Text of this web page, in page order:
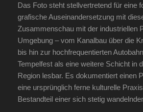
Das Foto steht stell­ver­tre­tend für eine
gra­fi­sche Aus­ein­an­der­set­zung mit
Zusam­men­schau mit der indus­tri­el­len
Umge­bung – vom Kanal­bau über die
bis hin zur hoch­fre­quen­tier­ten
Tem­pel­fest als eine wei­te­re Schicht in
Regi­on les­bar. Es doku­men­tiert einen
eine ursprüng­lich fer­ne kul­tu­rel­le
Bestand­teil einer sich ste­tig